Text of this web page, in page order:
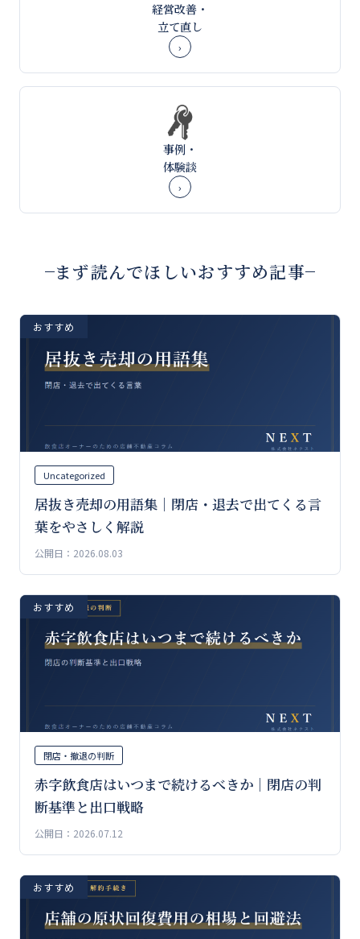
経営改善・
立て直し
›
事例・
体験談
›
まず読んでほしいおすすめ記事
おすすめ
Uncategorized
居抜き売却の用語集｜閉店・退去で出てくる言
葉をやさしく解説
公開日：2026.08.03
おすすめ
閉店・撤退の判断
赤字飲食店はいつまで続けるべきか｜閉店の判
断基準と出口戦略
公開日：2026.07.12
おすすめ